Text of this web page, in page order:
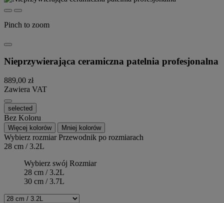
Pinch to zoom
Nieprzywierająca ceramiczna patelnia profesjonalna
889,00 zł
Zawiera VAT
selected
Bez Koloru
Więcej kolorów Mniej kolorów
Wybierz rozmiarPrzewodnik po rozmiarach
28 cm / 3.2L
Wybierz swój Rozmiar
28 cm / 3.2L
30 cm / 3.7L